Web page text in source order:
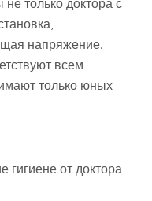
только доктора с
напряжение.
всем
только юных
от доктора